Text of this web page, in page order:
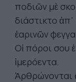
ποδιῶν μὲ
διάστικτο
ἐαρινῶν
Οἱ πόροι σου
ἰμερόεντα.
Ἀρθρώνονται